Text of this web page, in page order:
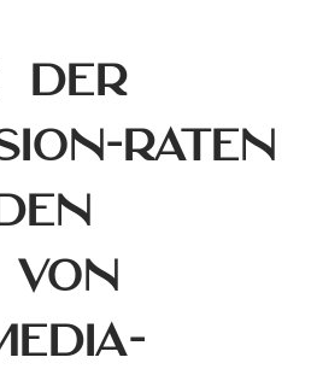
der
Raten
von